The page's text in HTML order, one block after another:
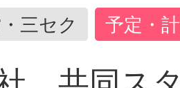
三セク 予定・